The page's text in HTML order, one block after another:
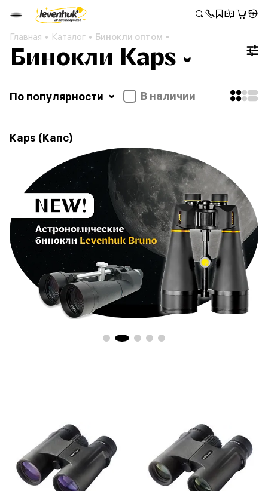
Главная Каталог Бинокли оптом
Бинокли Kaps
По популярности В наличии
Kaps (Капс)